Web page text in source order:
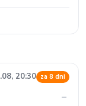
20:30 za 8 dni
–